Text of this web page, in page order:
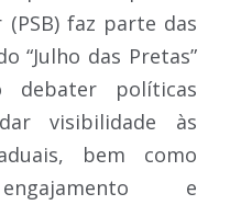
faz parte das
“Julho das Pretas”
políticas
visibilidade às
bem como
e